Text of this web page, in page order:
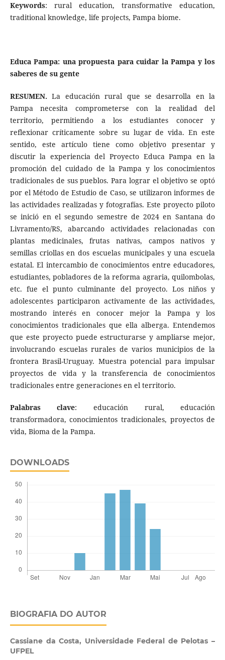
Keywords: rural education, transformative education,
traditional knowledge, life projects, Pampa biome.
Educa Pampa: una propuesta para cuidar la Pampa y los
saberes de su gente
RESUMEN. La educación rural que se desarrolla en la
Pampa necesita comprometerse con la realidad del
territorio, permitiendo a los estudiantes conocer y
reflexionar críticamente sobre su lugar de vida. En este
sentido, este artículo tiene como objetivo presentar y
discutir la experiencia del Proyecto Educa Pampa en la
promoción del cuidado de la Pampa y los conocimientos
tradicionales de sus pueblos. Para lograr el objetivo se optó
por el Método de Estudio de Caso, se utilizaron informes de
las actividades realizadas y fotografías. Este proyecto piloto
se inició en el segundo semestre de 2024 en Santana do
Livramento/RS, abarcando actividades relacionadas con
plantas medicinales, frutas nativas, campos nativos y
semillas criollas en dos escuelas municipales y una escuela
estatal. El intercambio de conocimientos entre educadores,
estudiantes, pobladores de la reforma agraria, quilombolas,
etc. fue el punto culminante del proyecto. Los niños y
adolescentes participaron activamente de las actividades,
mostrando interés en conocer mejor la Pampa y los
conocimientos tradicionales que ella alberga. Entendemos
que este proyecto puede estructurarse y ampliarse mejor,
involucrando escuelas rurales de varios municipios de la
frontera Brasil-Uruguay. Muestra potencial para impulsar
proyectos de vida y la transferencia de conocimientos
tradicionales entre generaciones en el territorio.
Palabras clave: educación rural, educación
transformadora, conocimientos tradicionales, proyectos de
vida, Bioma de la Pampa.
DOWNLOADS
BIOGRAFIA DO AUTOR
Cassiane da Costa, Universidade Federal de Pelotas –
UFPEL